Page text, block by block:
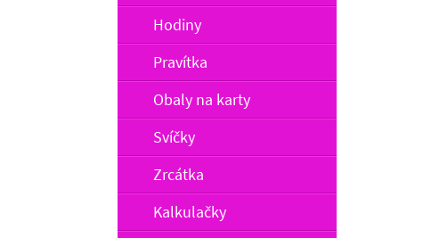
Hodiny
Pravítka
Obaly na karty
Svíčky
Zrcátka
Kalkulačky